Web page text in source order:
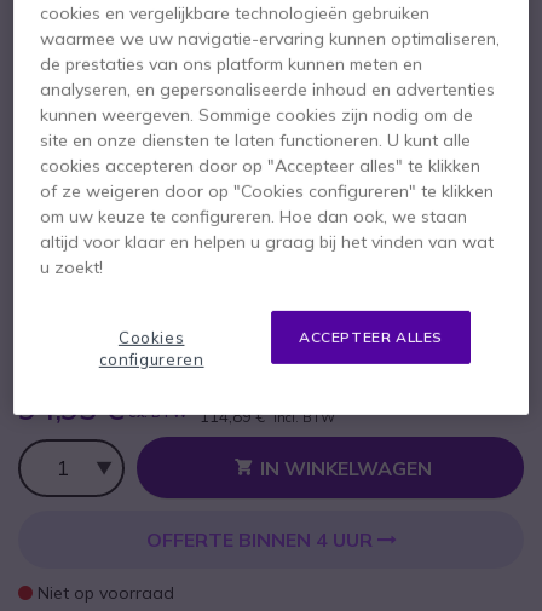
3M Peltor FLX2-64
kabel, Icom
aansluiting
Peltor FLX2 kabel met gevlochten snoer coor
ICOM F radio serie
94,95 € ex. BTW 114,89 € incl. BTW
Aantal
IN WINKELWAGEN
OFFERTE BINNEN 4 UUR
Niet op voorraad
Ga naar het begin van de afbeeldingen-gallerij
cookies en vergelijkbare technologieën gebruiken
waarmee we uw navigatie-ervaring kunnen optimaliseren,
de prestaties van ons platform kunnen meten en
analyseren, en gepersonaliseerde inhoud en advertenties
kunnen weergeven. Sommige cookies zijn nodig om de
site en onze diensten te laten functioneren. U kunt alle
cookies accepteren door op "Accepteer alles" te klikken
of ze weigeren door op "Cookies configureren" te klikken
om uw keuze te configureren. Hoe dan ook, we staan
altijd voor klaar en helpen u graag bij het vinden van wat
u zoekt!
ACCEPTEER ALLES
Cookies
configureren